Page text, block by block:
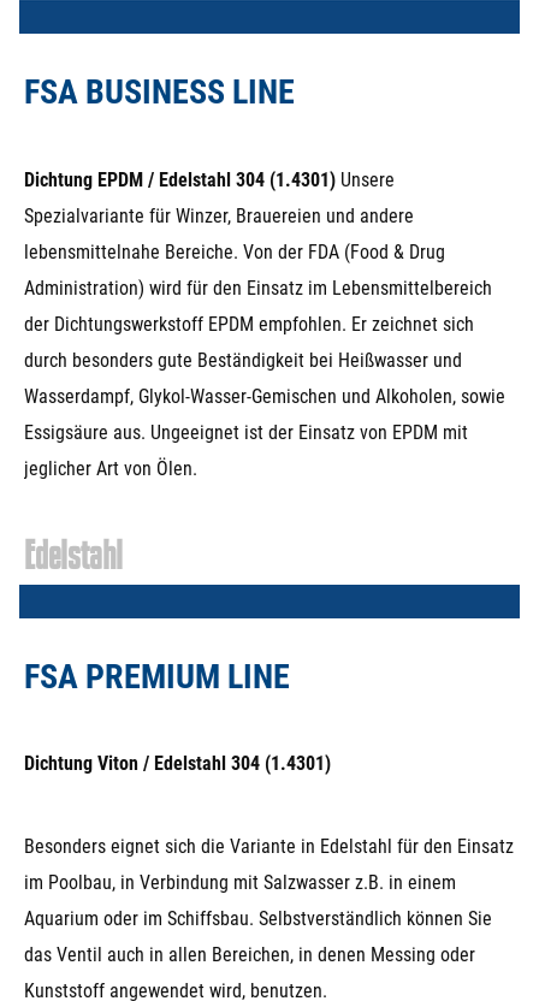
FSA BUSINESS LINE
Dichtung EPDM / Edelstahl 304 (1.4301) Unsere
Spezialvariante für Winzer, Brauereien und andere
lebensmittelnahe Bereiche. Von der FDA (Food & Drug
Administration) wird für den Einsatz im Lebensmittelbereich
der Dichtungswerkstoff EPDM empfohlen. Er zeichnet sich
durch besonders gute Beständigkeit bei Heißwasser und
Wasserdampf, Glykol-Wasser-Gemischen und Alkoholen, sowie
Essigsäure aus. Ungeeignet ist der Einsatz von EPDM mit
jeglicher Art von Ölen.
Edelstahl
FSA PREMIUM LINE
Dichtung Viton / Edelstahl 304 (1.4301)
Besonders eignet sich die Variante in Edelstahl für den Einsatz
im Poolbau, in Verbindung mit Salzwasser z.B. in einem
Aquarium oder im Schiffsbau. Selbstverständlich können Sie
das Ventil auch in allen Bereichen, in denen Messing oder
Kunststoff angewendet wird, benutzen.